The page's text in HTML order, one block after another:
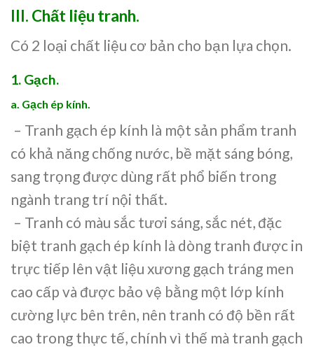
III. Chất liệu tranh.
Có 2 loại chất liệu cơ bản cho bạn lựa chọn.
1. Gạch.
a. Gạch ép kính.
– Tranh gạch ép kính là một sản phẩm tranh
có khả năng chống nước, bề mặt sáng bóng,
sang trọng được dùng rất phổ biến trong
ngành trang trí nội thất.
– Tranh có màu sắc tươi sáng, sắc nét, đặc
biệt tranh gạch ép kính là dòng tranh được in
trực tiếp lên vật liệu xương gạch tráng men
cao cấp và được bảo vệ bằng một lớp kính
cường lực bên trên, nên tranh có độ bền rất
cao trong thực tế, chính vì thế mà tranh gạch